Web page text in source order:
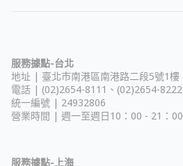
服務據點-台北
地址 | 臺北市南港區南港路二段5號1樓
電話 | (02)2654-8111、(02)2654-8222
統一編號 | 24932806
營業時間 | 週一至週日10：00 - 21：00
服務據點-上海